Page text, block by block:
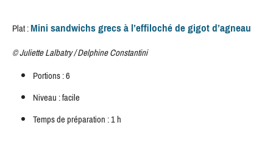
Plat :Mini sandwichs grecs à l’effiloché de gigot d’agneau
©Juliette Lalbatry / Delphine Constantini
Portions : 6
Niveau : facile
Temps de préparation : 1 h